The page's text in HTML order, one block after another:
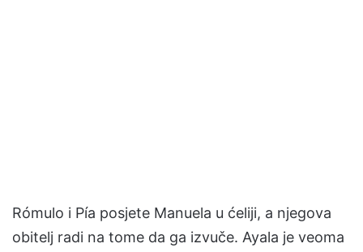
Rómulo i Pía posjete Manuela u ćeliji, a njegova
obitelj radi na tome da ga izvuče. Ayala je veoma